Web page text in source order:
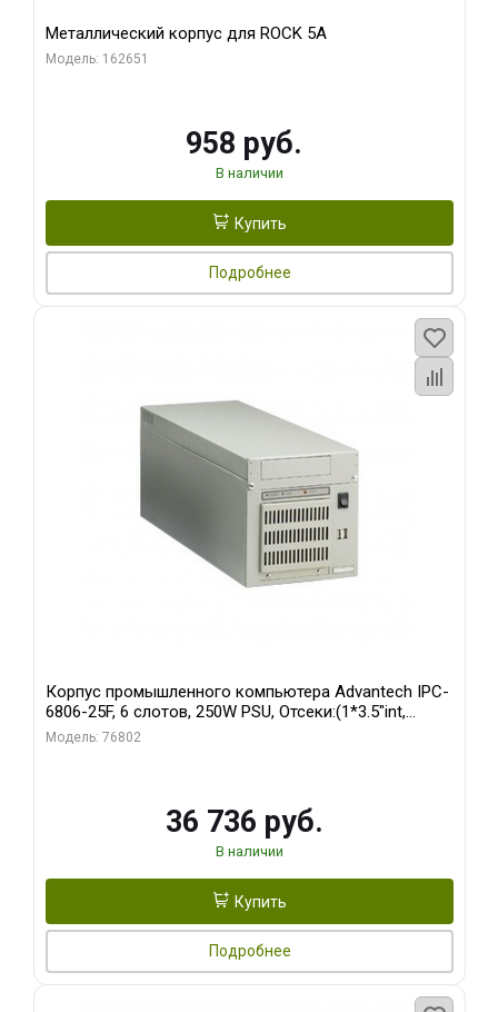
Металлический корпус для ROCK 5A
Модель: 162651
958 руб.
В наличии
Купить
Подробнее
Корпус промышленного компьютера Advantech IPC-
6806-25F, 6 слотов, 250W PSU, Отсеки:(1*3.5"int,
1*3.5"ext)
Модель: 76802
36 736 руб.
В наличии
Купить
Подробнее